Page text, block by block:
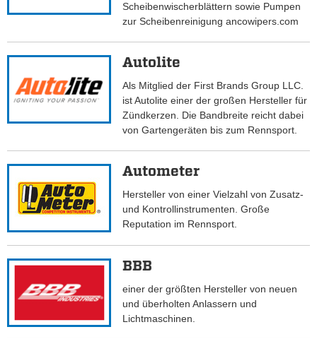
Scheibenwischerblättern sowie Pumpen
zur Scheibenreinigung ancowipers.com
Autolite
Als Mitglied der First Brands Group LLC.
ist Autolite einer der großen Hersteller für
Zündkerzen. Die Bandbreite reicht dabei
von Gartengeräten bis zum Rennsport.
Autometer
Hersteller von einer Vielzahl von Zusatz-
und Kontrollinstrumenten. Große
Reputation im Rennsport.
BBB
einer der größten Hersteller von neuen
und überholten Anlassern und
Lichtmaschinen.